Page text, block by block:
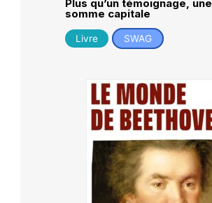
Plus qu’un témoignage, une
somme capitale
Livre SWAG